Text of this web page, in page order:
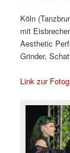
Köln
mit
Aesthetic
Grinder,
Link zur